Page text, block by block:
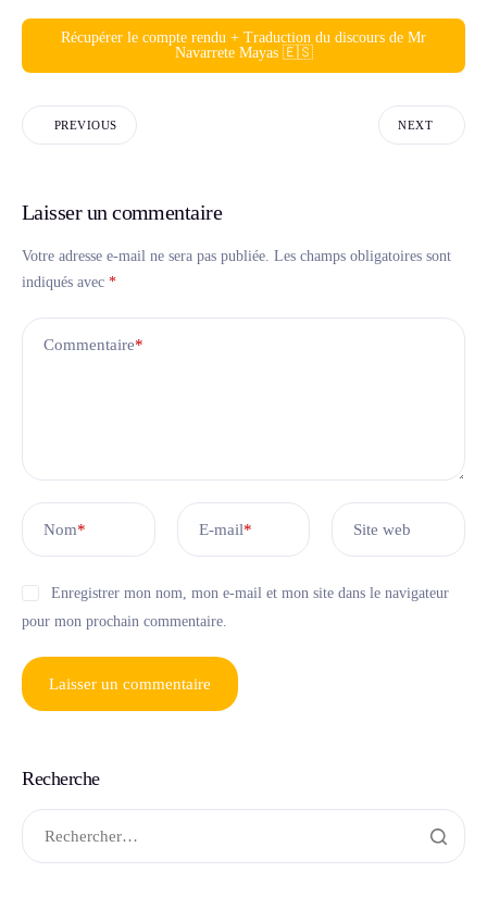
Récupérer le compte rendu + Traduction du discours de Mr
Navarrete Mayas 🇪🇸
PREVIOUS NEXT
Laisser un commentaire
Votre adresse e-mail ne sera pas publiée. Les champs obligatoires sont
indiqués avec *
Commentaire*
Nom* E-mail* Site web
Enregistrer mon nom, mon e-mail et mon site dans le navigateur
pour mon prochain commentaire.
Recherche